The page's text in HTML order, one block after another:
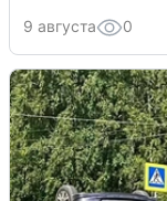
9 августа 0